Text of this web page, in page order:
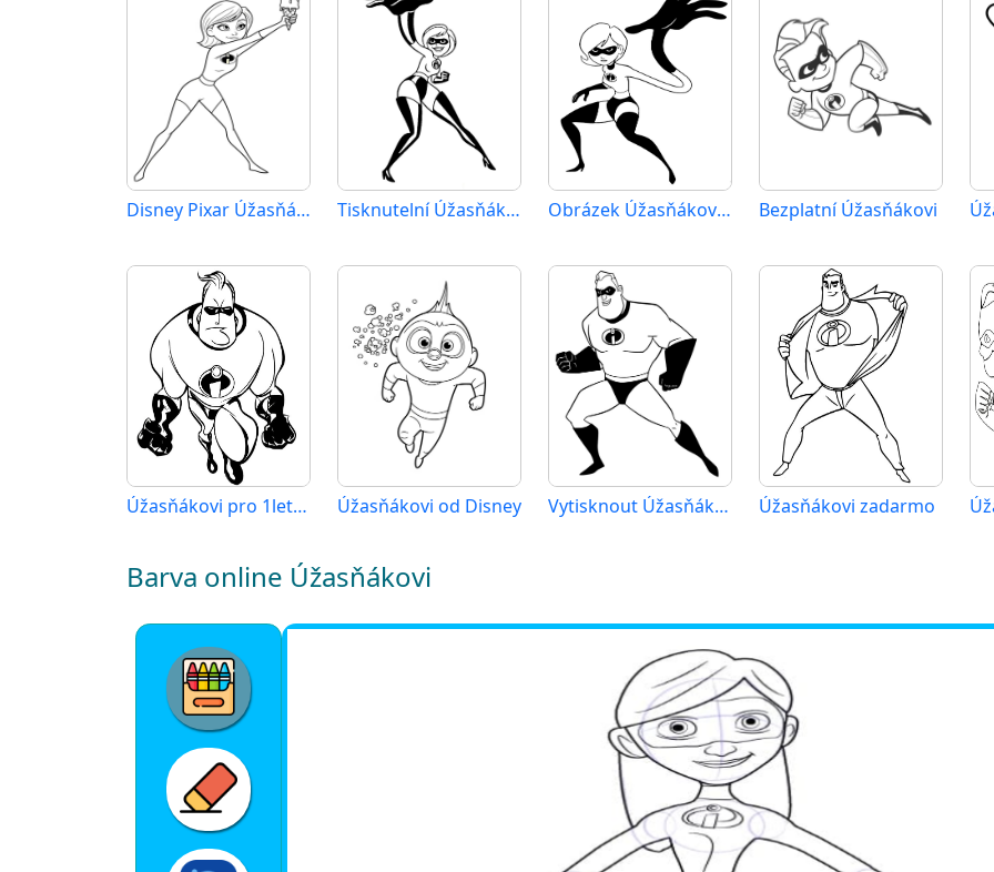
Disney Pixar Úžasňákovi Tisknutelní Úžasňákovi zadarmo Obrázek Úžasňákovi k vytištění Bezplatní Úžasňákovi
Úžasňákovi pro 1leté děti Úžasňákovi od Disney Vytisknout Úžasňákovy Úžasňákovi zadarmo
Barva online Úžasňákovi